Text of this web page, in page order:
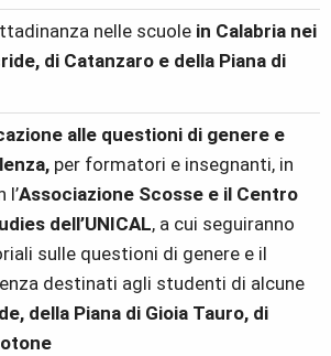
nelle scuole in Calabria nei
di Catanzaro e della Piana di
alle questioni di genere e
per formatori e insegnanti, in
l’Associazione Scosse e il Centro
dell’UNICAL, a cui seguiranno
sulle questioni di genere e il
destinati agli studenti di alcune
della Piana di Gioia Tauro, di